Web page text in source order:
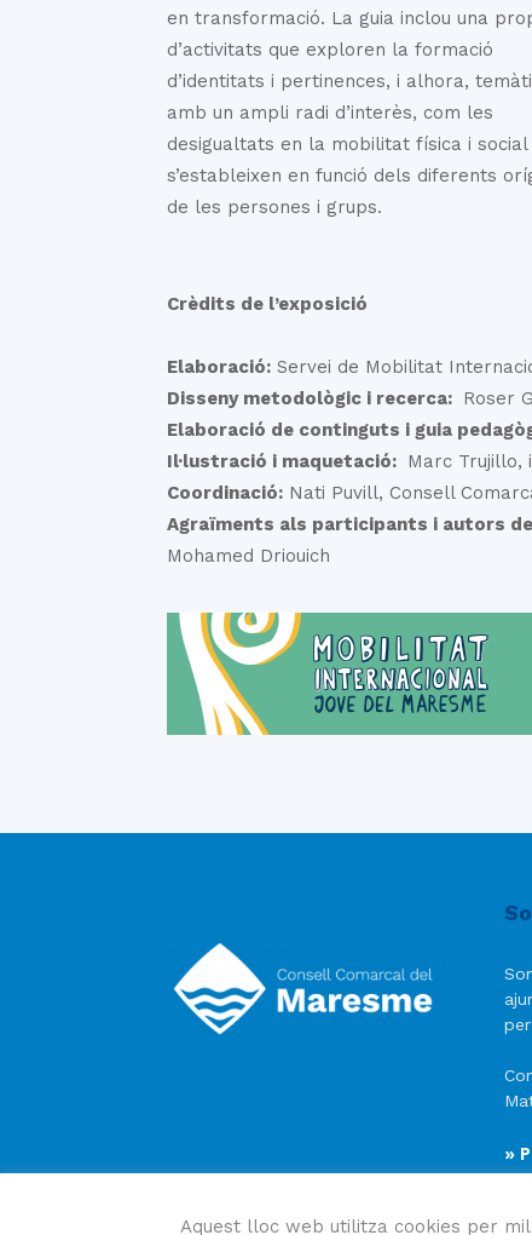
en transformació. La guia inclou una
d’activitats que exploren la formació
d’identitats i pertinences, i alhora,
amb un ampli radi d’interès, com les
desigualtats en la mobilitat física i social
s’estableixen en funció dels diferents
de les persones i grups.
Crèdits de l’exposició
Elaboració: Servei de Mobilitat
Disseny metodològic i recerca: Roser
Elaboració de continguts i guia
Il·lustració i maquetació: Marc Trujillo,
Coordinació: Nati Puvill, Consell
Agraïments als participants i autors
Mohamed Driouich
»
Aquest lloc web utilitza cookies per